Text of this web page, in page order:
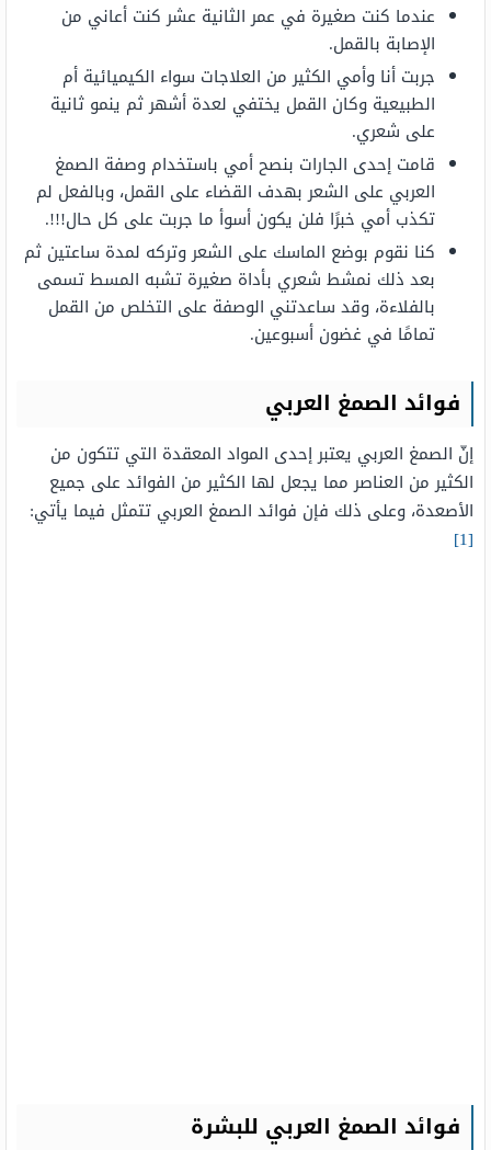
عندما كنت صغيرة في عمر الثانية عشر كنت أعاني من
الإصابة بالقمل.
جربت أنا وأمي الكثير من العلاجات سواء الكيميائية أم
الطبيعية وكان القمل يختفي لعدة أشهر ثم ينمو ثانية
على شعري.
قامت إحدى الجارات بنصح أمي باستخدام وصفة الصمغ
العربي على الشعر بهدف القضاء على القمل، وبالفعل لم
تكذب أمي خبرًا فلن يكون أسوأ ما جربت على كل حال!!!.
كنا نقوم بوضع الماسك على الشعر وتركه لمدة ساعتين ثم
بعد ذلك نمشط شعري بأداة صغيرة تشبه المسط تسمى
بالفلاءة، وقد ساعدتني الوصفة على التخلص من القمل
تمامًا في غضون أسبوعين.
فوائد الصمغ العربي
إنّ الصمغ العربي يعتبر إحدى المواد المعقدة التي تتكون من
الكثير من العناصر مما يجعل لها الكثير من الفوائد على جميع
الأصعدة، وعلى ذلك فإن فوائد الصمغ العربي تتمثل فيما يأتي:
[1]
فوائد الصمغ العربي للبشرة